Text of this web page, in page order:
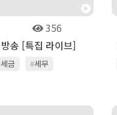
356
송 [특집 라이브]
세금 #세무